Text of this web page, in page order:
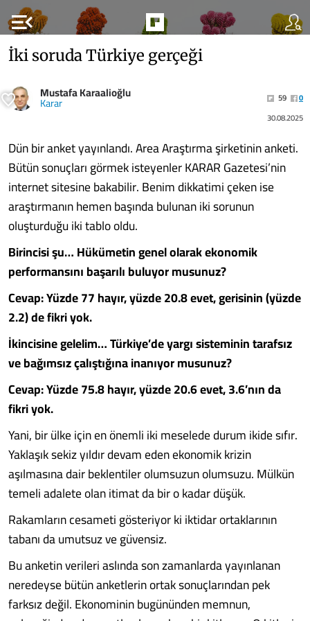
menu_open
İki soruda Türkiye gerçeği
Mustafa Karaalioğlu
Karar 59
0
30.08.2025
Dün bir anket yayınlandı. Area Araştırma şirketinin anketi.
Bütün sonuçları görmek isteyenler KARAR Gazetesi’nin
internet sitesine bakabilir. Benim dikkatimi çeken ise
araştırmanın hemen başında bulunan iki sorunun
oluşturduğu iki tablo oldu.
Birincisi şu… Hükümetin genel olarak ekonomik
performansını başarılı buluyor musunuz?
Cevap: Yüzde 77 hayır, yüzde 20.8 evet, gerisinin (yüzde
2.2) de fikri yok.
İkincisine gelelim… Türkiye’de yargı sisteminin tarafsız
ve bağımsız çalıştığına inanıyor musunuz?
Cevap: Yüzde 75.8 hayır, yüzde 20.6 evet, 3.6’nın da
fikri yok.
Yani, bir ülke için en önemli iki meselede durum ikide sıfır.
Yaklaşık sekiz yıldır devam eden ekonomik krizin
aşılmasına dair beklentiler olumsuzun olumsuzu. Mülkün
temeli adalete olan itimat da bir o kadar düşük.
Rakamların cesameti gösteriyor ki iktidar ortaklarının
tabanı da umutsuz ve güvensiz.
Bu anketin verileri aslında son zamanlarda yayınlanan
neredeyse bütün anketlerin ortak sonuçlarından pek
farksız değil. Ekonominin bugününden memnun,